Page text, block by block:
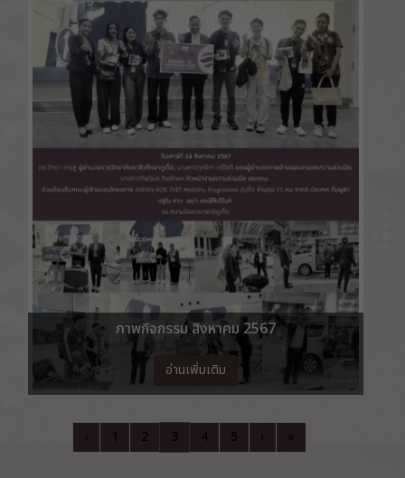
ภาพกิจกรรม สิงหาคม 2567
อ่านเพิ่มเติม
‹ 1 2 3 4 5 › »